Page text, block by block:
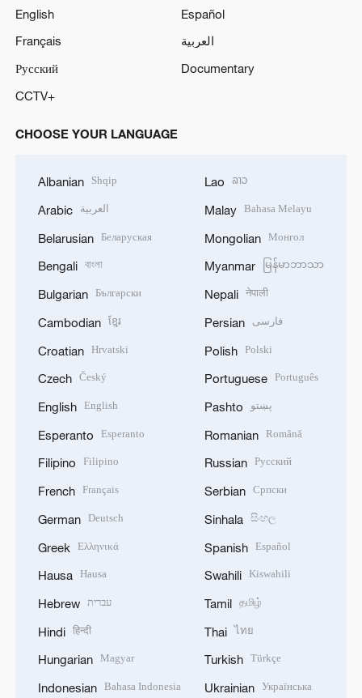
English
Español
Français
العربية
Русский
Documentary
CCTV+
CHOOSE YOUR LANGUAGE
Albanian Shqip
Arabic العربية
Belarusian Беларуская
Bengali বাংলা
Bulgarian Български
Cambodian ខ្មែរ
Croatian Hrvatski
Czech Český
English English
Esperanto Esperanto
Filipino Filipino
French Français
German Deutsch
Greek Ελληνικά
Hausa Hausa
Hebrew עברית
Hindi हिन्दी
Hungarian Magyar
Indonesian Bahasa Indonesia
Lao ລາວ
Malay Bahasa Melayu
Mongolian Монгол
Myanmar မြန်မာဘာသာ
Nepali नेपाली
Persian فارسی
Polish Polski
Portuguese Português
Pashto پښتو
Romanian Română
Russian Русский
Serbian Српски
Sinhala සිංහල
Spanish Español
Swahili Kiswahili
Tamil தமிழ்
Thai ไทย
Turkish Türkçe
Ukrainian Українська